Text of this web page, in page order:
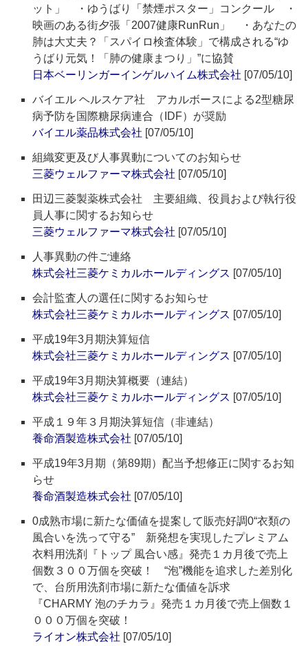
ット」 ・ゆうばり「禁煙ポスター」コンクール ・
映画のある街夕張「2007健康RunRun」 ・あなたの
肺は大丈夫？「スパイロ検査体験」で構成される“ゆ
うばり元気！「肺の健康まつり」”に協賛
日本ベーリンガーインゲルハイム株式会社 [07/05/10]
バイエル ヘルスケア社 アカルボースによる2型糖尿
病予防を国際糖尿病連合（IDF）が奨励
バイエル薬品株式会社 [07/05/10]
組織変更及び人事異動についてのお知らせ
三菱ウェルファーマ株式会社 [07/05/10]
田辺三菱製薬株式会社 主要組織、役員および執行役
員人事に関するお知らせ
三菱ウェルファーマ株式会社 [07/05/10]
人事異動の件ご連絡
株式会社三菱ケミカルホールディングス [07/05/10]
会計監査人の選任に関するお知らせ
株式会社三菱ケミカルホールディングス [07/05/10]
平成19年3月期決算短信
株式会社三菱ケミカルホールディングス [07/05/10]
平成19年3月期決算概要（連結）
株式会社三菱ケミカルホールディングス [07/05/10]
平成１９年３月期決算短信（非連結）
養命酒製造株式会社 [07/05/10]
平成19年3月期（第89期）配当予想修正に関するお知
らせ
養命酒製造株式会社 [07/05/10]
0成熟市場に新たな価値を提案して販売好調0“衣類の
風合いを洗って守る” 新発想を実現したプレミアム
衣料用洗剤『トップ 風合い感』発売１カ月後で売上
個数３００万個を突破！ “泡”機能を追求した差別化
で、台所用洗剤市場に新たな価値を訴求
『CHARMY 泡のチカラ』発売１カ月後で売上個数１
０００万個を突破！
ライオン株式会社 [07/05/10]